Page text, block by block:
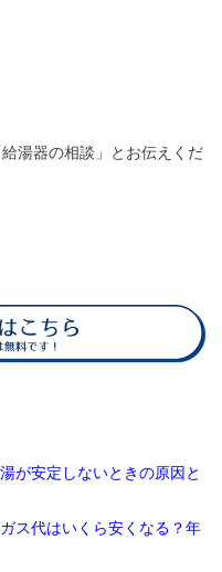
湯器の相談」とお伝えくだ
が安定しないときの原因と
ス代はいくら安くなる？年